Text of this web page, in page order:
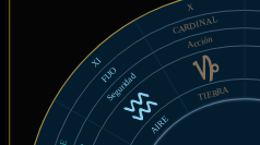
X
XI
TIERRA
AIRE
CARDINAL
FIJO
Acción
Seguridad